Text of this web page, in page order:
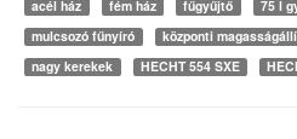
acél ház
fém ház fűgyűjtő 75 l
mulcsozó fűnyíró
központi
nagy kerekek
HECHT 554 SXE